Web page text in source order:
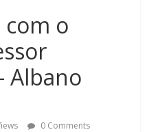
com o
Albano
0 Comments